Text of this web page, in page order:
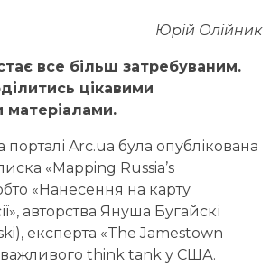
Юрій Олійник
все більш затребуваним.
цікавими
матеріалами.
Arc.ua була опублікована
«Mapping Russia’s
«Нанесення на карту
авторства Януша Бугайскі
експерта «The Jamestown
think tank у США.